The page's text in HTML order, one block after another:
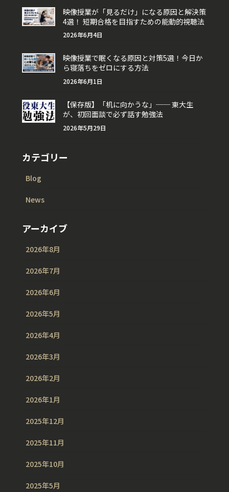
映像授業が「見るだけ」になる原因と解決策
4選！ 短期合格を目指すための能動的視聴法
2026年6月4日
映像授業で眠くなる原因と対策5選！今日か
ら寝落ちをゼロにする方法
2026年6月1日
【保存版】「机に向かうな」── 東大生
が、初回面談で必ず話す勉強法
2026年5月29日
カテゴリー
Blog
News
アーカイブ
2026年8月
2026年7月
2026年6月
2026年5月
2026年4月
2026年3月
2026年2月
2026年1月
2025年12月
2025年11月
2025年10月
2025年5月